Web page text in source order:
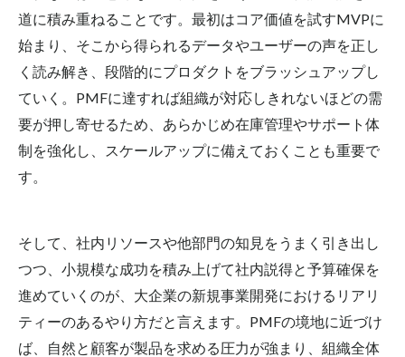
道に積み重ねることです。最初はコア価値を試すMVPに
始まり、そこから得られるデータやユーザーの声を正し
く読み解き、段階的にプロダクトをブラッシュアップし
ていく。PMFに達すれば組織が対応しきれないほどの需
要が押し寄せるため、あらかじめ在庫管理やサポート体
制を強化し、スケールアップに備えておくことも重要で
す。
そして、社内リソースや他部門の知見をうまく引き出し
つつ、小規模な成功を積み上げて社内説得と予算確保を
進めていくのが、大企業の新規事業開発における リアリ
ティーのあるやり方だと言えます。PMFの境地に近づけ
ば、自然と顧客が製品を求める圧力が強まり、組織全体